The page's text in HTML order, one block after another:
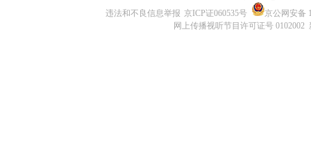
违法和不良信息举报 京ICP证060535号
京公网安备
网上传播视听节目许可证号 0102002